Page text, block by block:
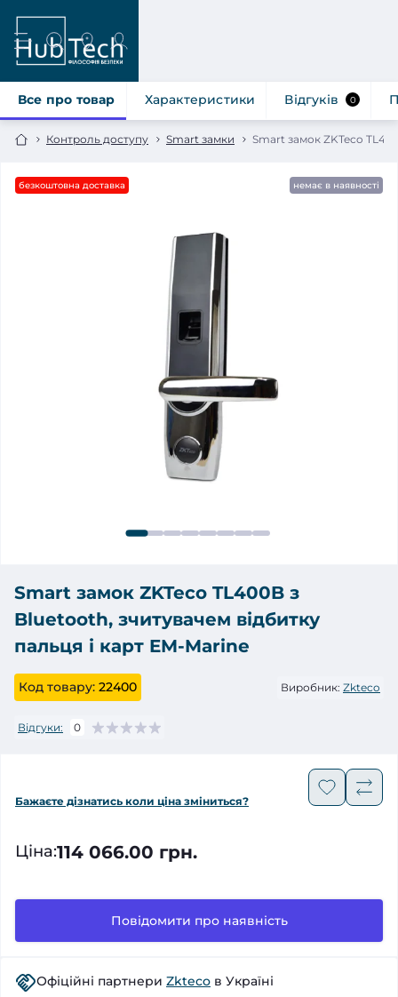
Контроль доступу Smart замки Smart замок ZKTeco
Все про товар Характеристики Відгуків 0
безкоштовна доставка немає в наявності
Smart замок ZKTeco TL400B з
Bluetooth, зчитувачем відбитку
пальця і карт EM-Marine
Код товару: 22400 Виробник: Zkteco
Відгуки: 0
Бажаєте дізнатись коли ціна зміниться?
Ціна:114 066.00 грн.
Повідомити про наявність
Офіційні партнери Zkteco в Україні